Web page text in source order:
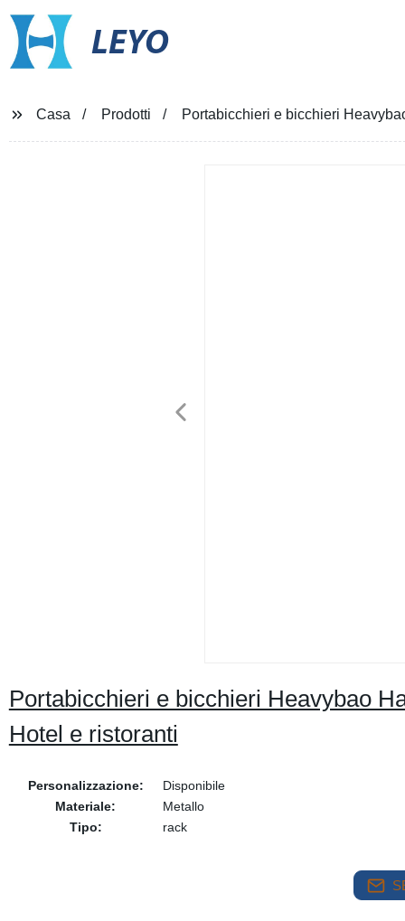
LEYO
Casa Prodotti Portabicchieri e bicchieri
Portabicchieri e bicchieri Heavybao
Hotel e ristoranti
Personalizzazione:
Disponibile
Materiale:
Metallo
Tipo:
rack